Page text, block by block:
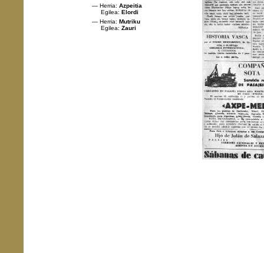
— Herria: Azpeitia
Egilea: Elordi
— Herria: Mutriku
Egilea: Zauri